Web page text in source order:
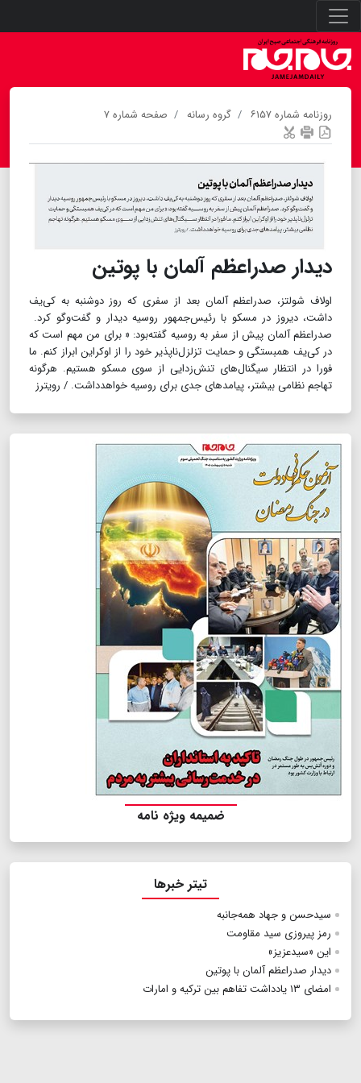
روزنامه شماره ۶۱۵۷ گروه رسانه صفحه شماره ۷
دیدار صدراعظم آلمان با پوتین
اولاف شولتز، صدراعظم آلمان بعد از سفری که روز دوشنبه به کی‌یف
داشت، دیروز در مسکو با رئیس‌جمهور روسیه دیدار و گفت‌وگو کرد.
صدراعظم آلمان پیش از سفر به روسیه گفته‌بود: « برای من مهم است که
در کی‌یف همبستگی و حمایت تزلزل‌ناپذیر خود را از اوکراین ابراز کنم. ما
فورا در انتظار سیگنال‌های تنش‌زدایی از سوی مسکو هستیم. هرگونه
تهاجم نظامی بیشتر، پیامدهای جدی برای روسیه خواهدداشت. / رویترز
ضمیمه ویژه نامه
تیتر خبرها
سیدحسن و جهاد همه‌جانبه
رمز پیروزی سید مقاومت
این «سیدعزیز»
دیدار صدراعظم آلمان با پوتین
امضای ۱۳ یادداشت تفاهم بین ترکیه و امارات